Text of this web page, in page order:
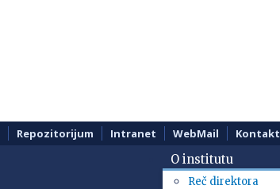
Repozitorijum Intranet WebMail Kontakt
O institutu
Reč direktora